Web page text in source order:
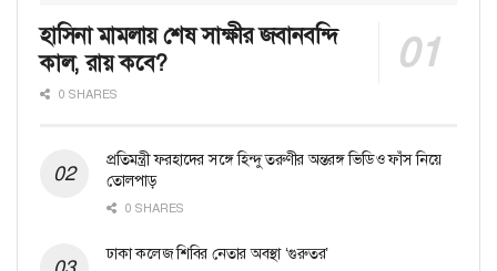
হাসিনা মামলায় শেষ সাক্ষীর জবানবন্দি
কাল, রায় কবে?
0 SHARES
প্রতিমন্ত্রী ফরহাদের সঙ্গে হিন্দু তরুণীর অন্তরঙ্গ ভিডিও ফাঁস নিয়ে
তোলপাড়
0 SHARES
ঢাকা কলেজ শিবির নেতার অবস্থা ‘গুরুতর’